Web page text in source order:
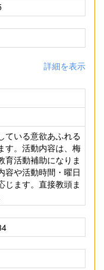
詳細を表示
ている意欲あふれる
す。活動内容は、梅
育活動補助になりま
容や活動時間・曜日
じます。直接教頭ま